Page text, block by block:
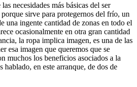
necesidades más básicas del ser
sirve para protegernos del frío, un
una ingente cantidad de zonas en todo el
ocasionalmente en otra gran cantidad
la ropa implica imagen, es una de las
esa imagen que queremos que se
muchos los beneficios asociados a la
hablado, en este arranque, de dos de